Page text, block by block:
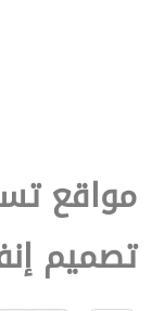
مواقع
تصميم